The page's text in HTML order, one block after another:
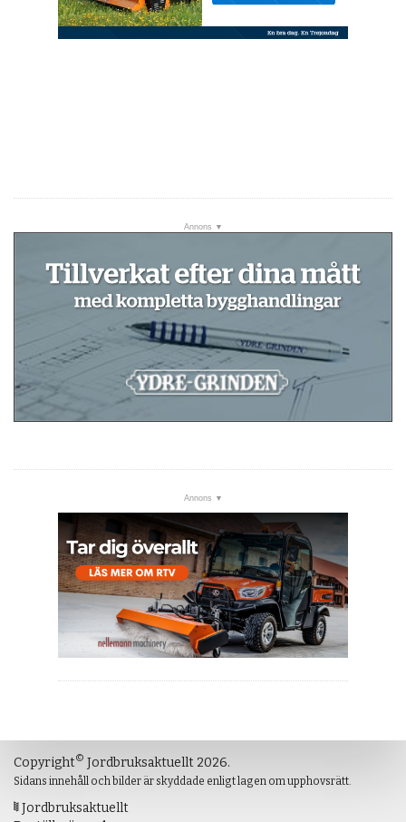
Copyright© Jordbruksaktuellt 2026.
Sidans innehåll och bilder är skyddade enligt lagen om upphovsrätt.
Jordbruksaktuellt